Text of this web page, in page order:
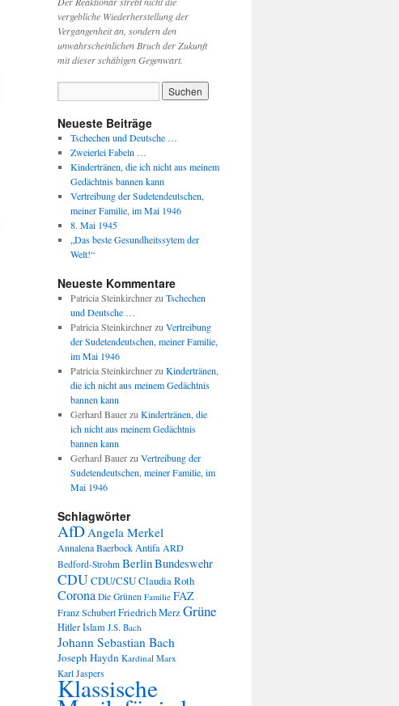
vergebliche Wiederherstellung der
Vergangenheit an, sondern den
unwahrscheinlichen Bruch der Zukunft
mit dieser schäbigen Gegenwart.
Neueste Beiträge
Tschechen und Deutsche …
Zweierlei Fabeln …
Kindertränen, die ich nicht aus meinem
Gedächtnis bannen kann
Vertreibung der Sudetendeutschen,
meiner Familie, im Mai 1946
8. Mai 1945
„Das beste Gesundheitssytem der
Welt!“
Neueste Kommentare
Patricia Steinkirchnerzu Tschechen
und Deutsche …
Patricia Steinkirchnerzu Vertreibung
der Sudetendeutschen, meiner Familie,
im Mai 1946
Patricia Steinkirchnerzu Kindertränen,
die ich nicht aus meinem Gedächtnis
bannen kann
Gerhard Bauerzu Kindertränen, die
ich nicht aus meinem Gedächtnis
bannen kann
Gerhard Bauerzu Vertreibung der
Sudetendeutschen, meiner Familie, im
Mai 1946
Schlagwörter
AfDAngela Merkel
Annalena BaerbockAntifa ARD
Bedford-Strohm BerlinBundeswehr
CDUCDU/CSUClaudia Roth
Corona Die Grünen Familie FAZ
Franz SchubertFriedrich MerzGrüne
HitlerIslam J.S. Bach
Johann Sebastian Bach
Joseph Haydn Kardinal Marx
Karl Jaspers
Klassische